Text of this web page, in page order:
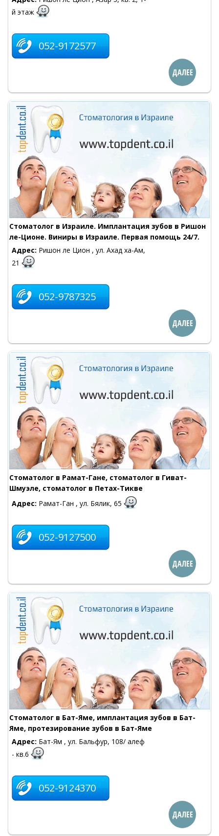
й этаж
052-9172577
ДАЛЕЕ
Стоматолог в Израиле. Имплантация зубов в Ришон
ле-Ционе. Виниры в Израиле. Первая помощь 24/7.
Адрес: Ришон ле Цион , ул. Ахад ха-Ам,
21
052-9787325
ДАЛЕЕ
Стоматолог в Рамат-Гане, стоматолог в Гиват-
Шмуэле, стоматолог в Петах-Тикве
Адрес: Рамат-Ган , ул. Бялик, 65
052-9127500
ДАЛЕЕ
Cтоматолог в Бат-Яме, имплантация зубов в Бат-
Яме, протезирование зубов в Бат-Яме
Адрес: Бат-Ям , ул. Бальфур, 108/ алеф
- кв.6
052-9124370
ДАЛЕЕ